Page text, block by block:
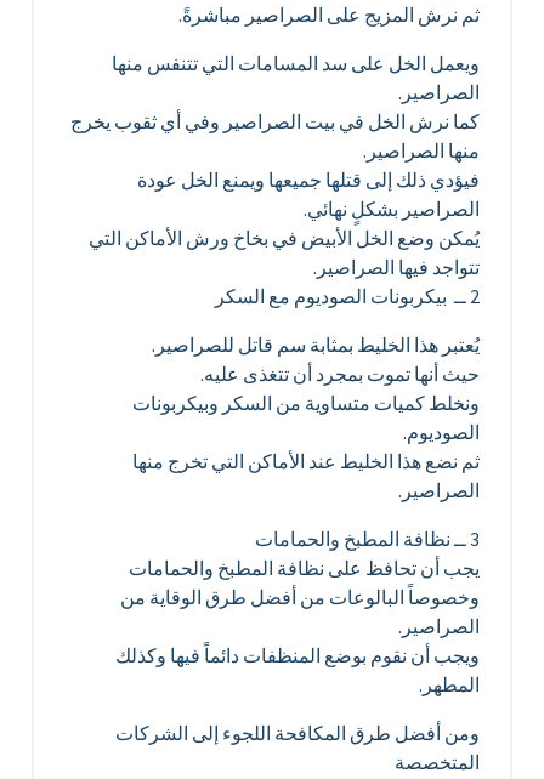
ثم نرش المزيج على الصراصير مباشرةً.
ويعمل الخل على سد المسامات التي تتنفس منها
الصراصير.
كما نرش الخل في بيت الصراصير وفي أي ثقوب يخرج
منها الصراصير.
فيؤدي ذلك إلى قتلها جميعها ويمنع الخل عودة
الصراصير بشكلٍ نهائي.
يُمكن وضع الخل الأبيض في بخاخ ورش الأماكن التي
تتواجد فيها الصراصير.
يُعتبر هذا الخليط بمثابة سم قاتل للصراصير.
حيث أنها تموت بمجرد أن تتغذى عليه.
ونخلط كميات متساوية من السكر وبيكربونات
الصوديوم.
ثم نضع هذا الخليط عند الأماكن التي تخرج منها
الصراصير.
يجب أن تحافظ على نظافة المطبخ والحمامات
وخصوصاً البالوعات من أفضل طرق الوقاية من
الصراصير.
ويجب أن نقوم بوضع المنظفات دائماً فيها وكذلك
المطهر.
ومن أفضل طرق المكافحة اللجوء إلى الشركات
المتخصصة